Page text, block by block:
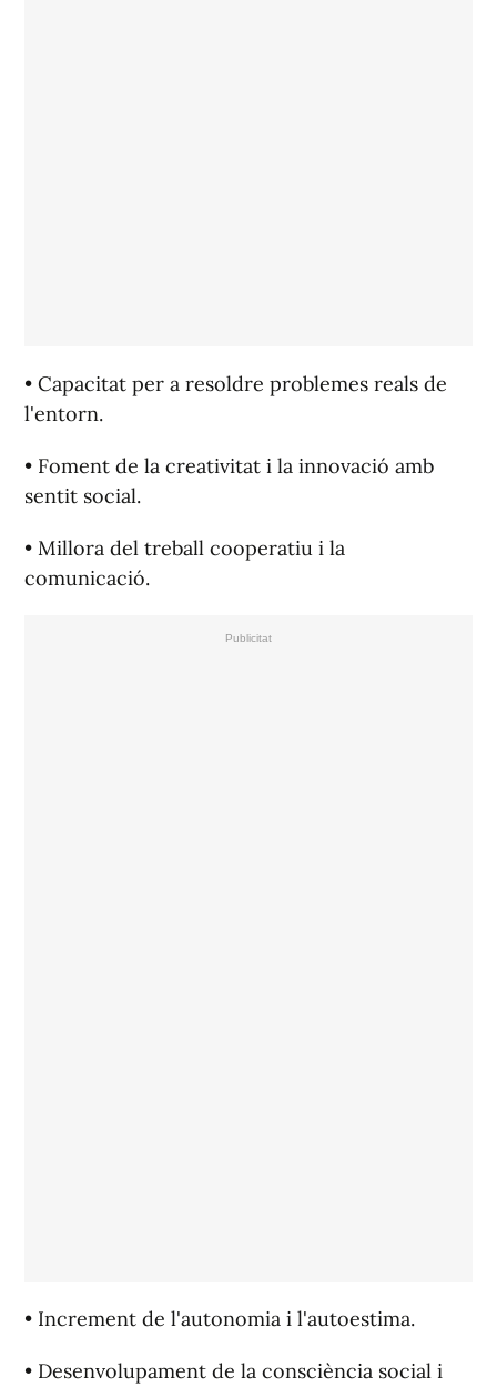
• Capacitat per a resoldre problemes reals de
l'entorn.
• Foment de la creativitat i la innovació amb
sentit social.
• Millora del treball cooperatiu i la
comunicació.
• Increment de l'autonomia i l'autoestima.
• Desenvolupament de la consciència social i